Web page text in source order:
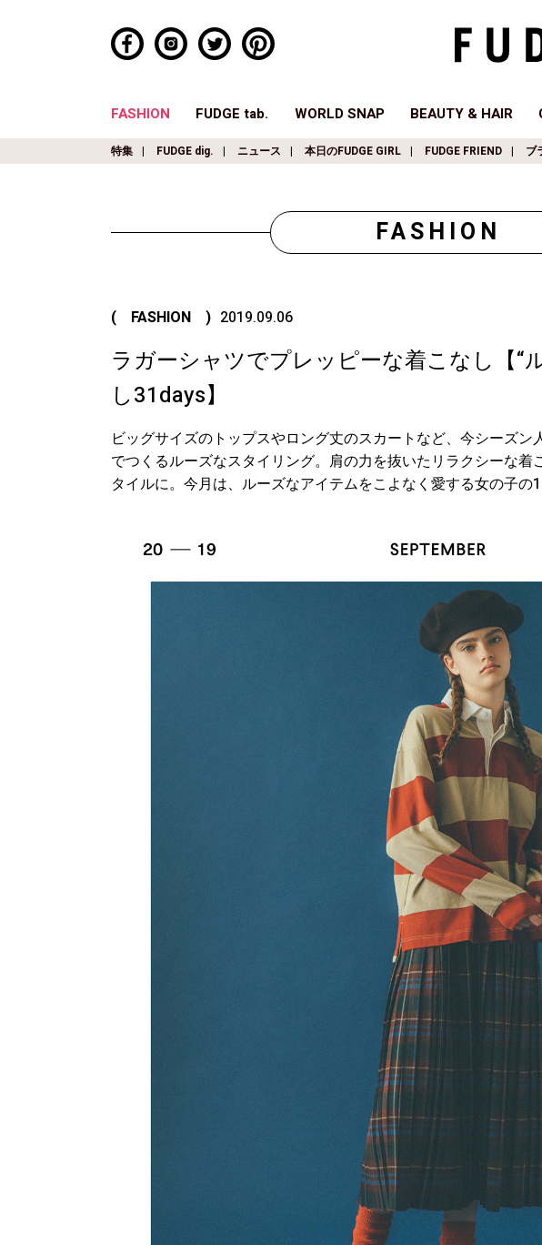
FASHION FUDGE tab. WORLD SNAP BEAUTY & HAIR
特集 FUDGE dig. ニュース 本日のFUDGE GIRL FUDGE FRIEND ブ
FASHION
( FASHION ) 2019.09.06
ラガーシャツでプレッピーな着こなし【“
し31days】
ビッグサイズのトップスやロング丈のスカートなど、今シーズ
でつくるルーズなスタイリング。肩の力を抜いたリラクシーな着
タイルに。今月は、ルーズなアイテムをこよなく愛する女の子の1